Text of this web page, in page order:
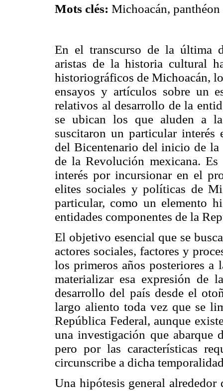
Mots clés: Michoacán,
En el transcurso de la última
aristas de la historia cultural
historiográficos de Michoacán,
ensayos y artículos sobre un
relativos al desarrollo de la
se ubican los que aluden a
suscitaron un particular interés
del Bicentenario del inicio de la
de la Revolución mexicana.
interés por incursionar en el
elites sociales y políticas de
particular, como un elemento
entidades componentes de la
El objetivo esencial que se
actores sociales, factores y
los primeros años posteriores a
materializar esa expresión de
desarrollo del país desde el
largo aliento toda vez que se
República Federal, aunque
una investigación que abarque
pero por las características
circunscribe a dicha
Una hipótesis general